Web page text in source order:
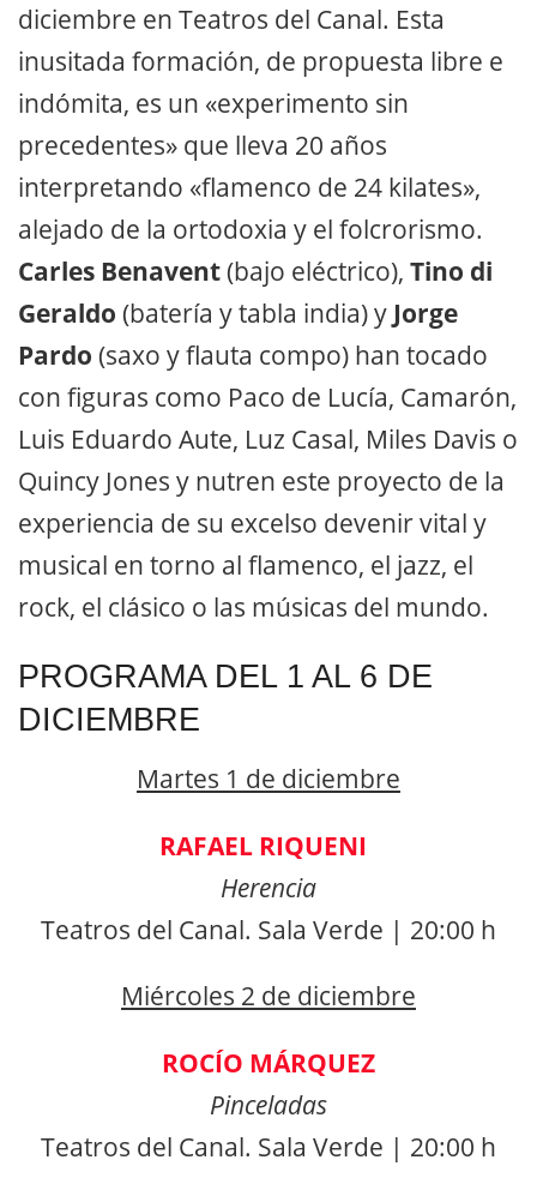
diciembre en Teatros del Canal. Esta
inusitada formación, de propuesta libre e
indómita, es un «experimento sin
precedentes» que lleva 20 años
interpretando «flamenco de 24 kilates»,
alejado de la ortodoxia y el folcrorismo.
Carles Benavent(bajo eléctrico), Tino di
Geraldo (batería y tabla india) y Jorge
Pardo (saxo y flauta compo) han tocado
con figuras como Paco de Lucía, Camarón,
Luis Eduardo Aute, Luz Casal, Miles Davis o
Quincy Jones y nutren este proyecto de la
experiencia de su excelso devenir vital y
musical en torno al flamenco, el jazz, el
rock, el clásico o las músicas del mundo.
PROGRAMA DEL 1 AL 6 DE
DICIEMBRE
Martes 1 de diciembre
RAFAEL RIQUENI
Herencia
Teatros del Canal. Sala Verde | 20:00 h
Miércoles 2 de diciembre
ROCÍO MÁRQUEZ
Pinceladas
Teatros del Canal. Sala Verde | 20:00 h